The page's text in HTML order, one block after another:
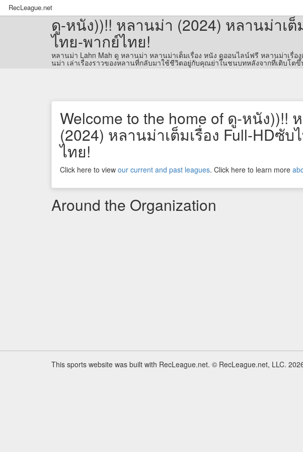
RecLeague.net
ดู-หนัง))!! หลานม่า (2024) หลานม่าเต็
ไทย-พากย์ไทย!
หลานม่า Lahn Mah ดู หลานม่า หลานม่าเต็มเรื่อง หนัง ดูออนไลน์ฟรี หลานม่าเรื่อง
นม่า เล่าเรื่องราวของหลานที่กลับมาใช้ชีวิตอยู่กับคุณย่าในชนบทหลังจากที่เติบโต
Welcome to the home of ดู-หนัง))!!
(2024) หลานม่าเต็มเรื่อง Full-HDซับ
ไทย!
Click here to view our current and past leagues. Click here to learn more
Around the Organization
This sports website was built with RecLeague.net. © RecLeague.net, LLC.